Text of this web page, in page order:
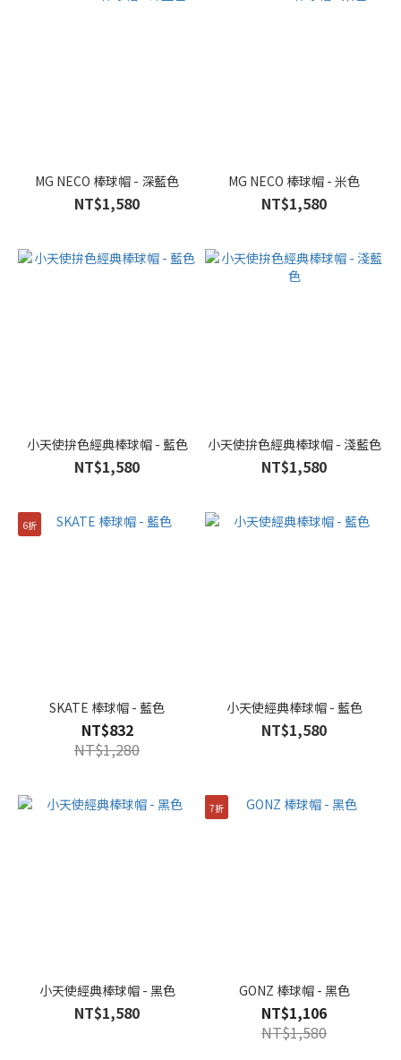
MG NECO 棒球帽 - 深藍色
NT$1,580
MG NECO 棒球帽 - 米色
NT$1,580
小天使拚色經典棒球帽 - 藍色
NT$1,580
小天使拚色經典棒球帽 - 淺藍色
NT$1,580
6折
SKATE 棒球帽 - 藍色
NT$832
NT$1,280
小天使經典棒球帽 - 藍色
NT$1,580
小天使經典棒球帽 - 黑色
NT$1,580
7折
GONZ 棒球帽 - 黑色
NT$1,106
NT$1,580